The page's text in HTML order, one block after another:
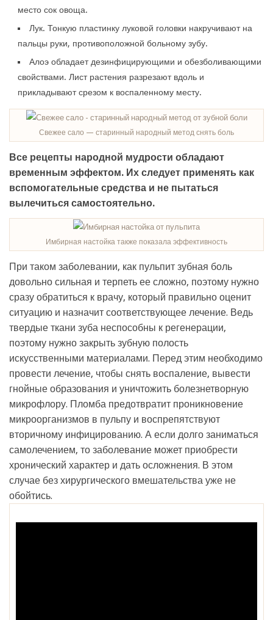
место сок овоща.
Лук. Тонкую пластинку луковой головки накручивают на
пальцы руки, противоположной больному зубу.
Алоэ обладает дезинфицирующими и обезболивающими
свойствами. Лист растения разрезают вдоль и
прикладывают срезом к воспаленному месту.
Свежее сало — старинный народный метод снять боль
Все рецепты народной мудрости обладают
временным эффектом. Их следует применять как
вспомогательные средства и не пытаться
вылечиться самостоятельно.
Имбирная настойка также показала эффективность
При таком заболевании, как пульпит зубная боль
довольно сильная и терпеть ее сложно, поэтому нужно
сразу обратиться к врачу, который правильно оценит
ситуацию и назначит соответствующее лечение. Ведь
твердые ткани зуба неспособны к регенерации,
поэтому нужно закрыть зубную полость
искусственными материалами. Перед этим необходимо
провести лечение, чтобы снять воспаление, вывести
гнойные образования и уничтожить болезнетворную
микрофлору. Пломба предотвратит проникновение
микроорганизмов в пульпу и воспрепятствуют
вторичному инфицированию. А если долго заниматься
самолечением, то заболевание может приобрести
хронический характер и дать осложнения. В этом
случае без хирургического вмешательства уже не
обойтись.